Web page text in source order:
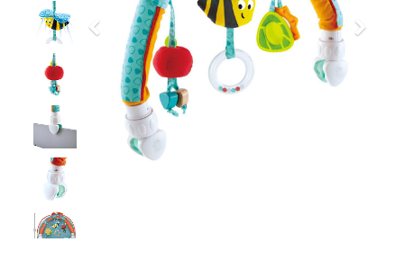
Previous